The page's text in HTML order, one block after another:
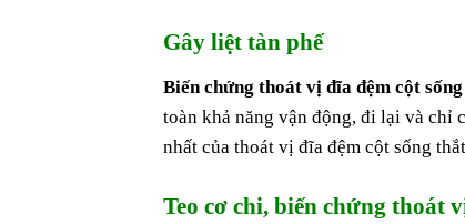
Gây liệt tàn phế
Biến chứng thoát vị đĩa đệm cột
toàn khả năng vận động, đi lại và chỉ
nhất của thoát vị đĩa đệm cột sống
Teo cơ chi, biến chứng thoát